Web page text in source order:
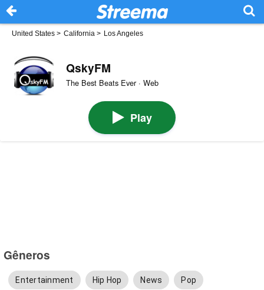
United States > California > Los Angeles
QskyFM
The Best Beats Ever · Web
Play
Gêneros
Entertainment Hip Hop News Pop